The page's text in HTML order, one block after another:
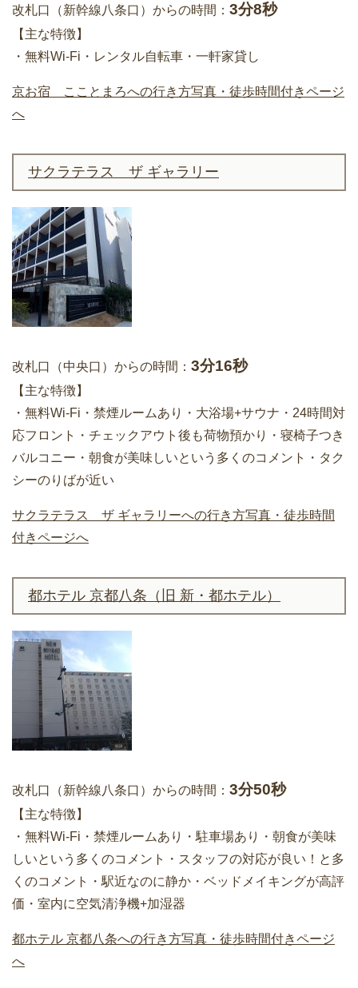
改札口（新幹線八条口）からの時間： 3分8秒
【主な特徴】
・無料Wi-Fi・レンタル自転車・一軒家貸し
京お宿 こことまろへの行き方写真・徒歩時間付きページ
へ
サクラテラス ザ ギャラリー
改札口（中央口）からの時間： 3分16秒
【主な特徴】
・無料Wi-Fi・禁煙ルームあり・大浴場+サウナ・24時間対
応フロント・チェックアウト後も荷物預かり・寝椅子つき
バルコニー・朝食が美味しいという多くのコメント・タク
シーのりばが近い
サクラテラス ザ ギャラリーへの行き方写真・徒歩時間
付きページへ
都ホテル 京都八条（旧 新・都ホテル）
改札口（新幹線八条口）からの時間： 3分50秒
【主な特徴】
・無料Wi-Fi・禁煙ルームあり・駐車場あり・朝食が美味
しいという多くのコメント・スタッフの対応が良い！と多
くのコメント・駅近なのに静か・ベッドメイキングが高評
価・室内に空気清浄機+加湿器
都ホテル 京都八条への行き方写真・徒歩時間付きページ
へ